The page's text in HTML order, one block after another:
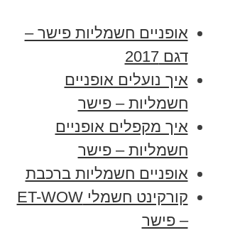
אופניים חשמליות פישר –
דגם 2017
איך נועלים אופניים
חשמליות – פישר
איך מקפלים אופניים
חשמליות – פישר
אופניים חשמליות ברכבת
קורקינט חשמלי ET-WOW
– פישר